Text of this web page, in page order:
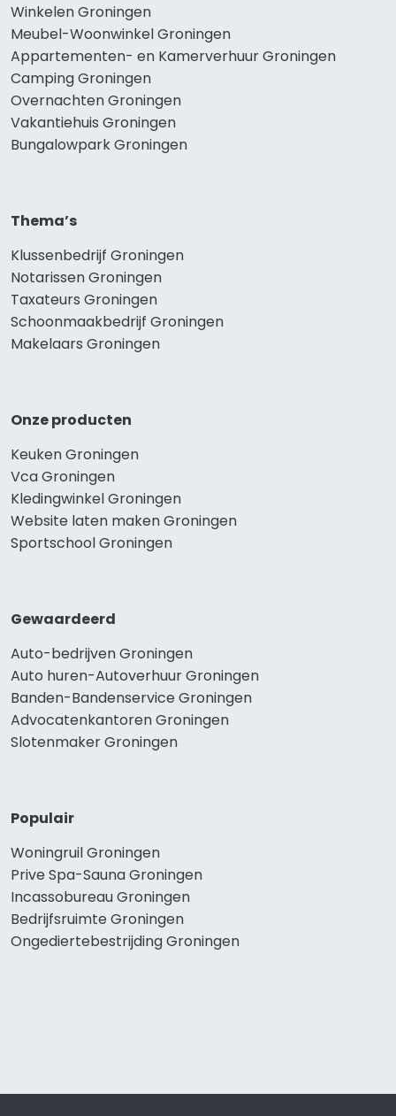
Winkelen Groningen
Meubel-Woonwinkel Groningen
Appartementen- en Kamerverhuur Groningen
Camping Groningen
Overnachten Groningen
Vakantiehuis Groningen
Bungalowpark Groningen
Thema’s
Klussenbedrijf Groningen
Notarissen Groningen
Taxateurs Groningen
Schoonmaakbedrijf Groningen
Makelaars Groningen
Onze producten
Keuken Groningen
Vca Groningen
Kledingwinkel Groningen
Website laten maken Groningen
Sportschool Groningen
Gewaardeerd
Auto-bedrijven Groningen
Auto huren-Autoverhuur Groningen
Banden-Bandenservice Groningen
Advocatenkantoren Groningen
Slotenmaker Groningen
Populair
Woningruil Groningen
Prive Spa-Sauna Groningen
Incassobureau Groningen
Bedrijfsruimte Groningen
Ongediertebestrijding Groningen